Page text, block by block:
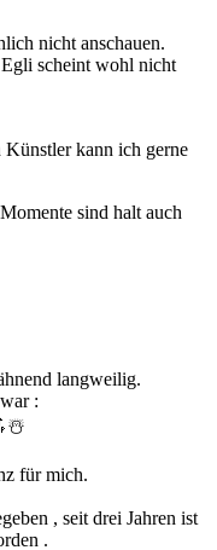
nicht anschauen.
scheint wohl nicht
Künstler kann ich gerne
sind halt auch
langweilig.
:
für mich.
, seit drei Jahren ist
.